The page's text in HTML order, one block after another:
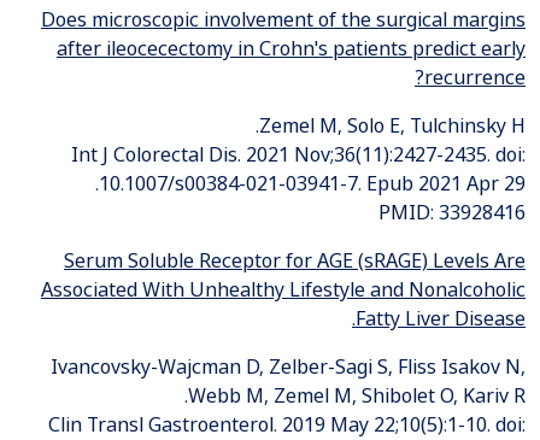
Does microscopic involvement of the surgical margins
after ileocecectomy in Crohn's patients predict early
recurrence?
Zemel M, Solo E, Tulchinsky H.
Int J Colorectal Dis. 2021 Nov;36(11):2427-2435. doi:
10.1007/s00384-021-03941-7. Epub 2021 Apr 29.
PMID: 33928416
Serum Soluble Receptor for AGE (sRAGE) Levels Are
Associated With Unhealthy Lifestyle and Nonalcoholic
Fatty Liver Disease.
Ivancovsky-Wajcman D, Zelber-Sagi S, Fliss Isakov N,
Webb M, Zemel M, Shibolet O, Kariv R.
Clin Transl Gastroenterol. 2019 May 22;10(5):1-10. doi: